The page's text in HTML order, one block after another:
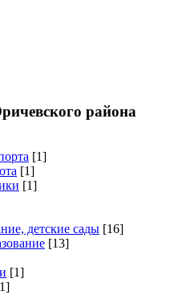
района
[1]
[1]
[1]
детские сады [16]
[13]
[1]